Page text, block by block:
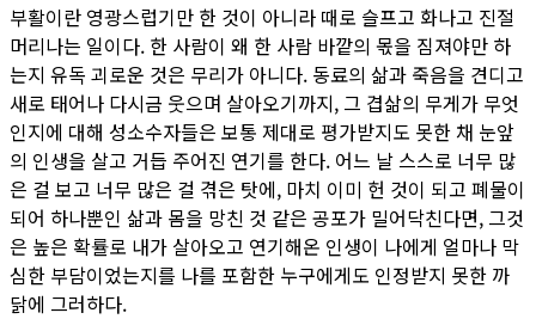
부활이란 영광스럽기만 한 것이 아니라 때로 슬프고 화나고 진절
머리나는 일이다. 한 사람이 왜 한 사람 바깥의 몫을 짐져야만 하
는지 유독 괴로운 것은 무리가 아니다. 동료의 삶과 죽음을 견디고
새로 태어나 다시금 웃으며 살아오기까지, 그 겹삶의 무게가 무엇
인지에 대해 성소수자들은 보통 제대로 평가받지도 못한 채 눈앞
의 인생을 살고 거듭 주어진 연기를 한다. 어느 날 스스로 너무 많
은 걸 보고 너무 많은 걸 겪은 탓에, 마치 이미 헌 것이 되고 폐물이
되어 하나뿐인 삶과 몸을 망친 것 같은 공포가 밀어닥친다면, 그것
은 높은 확률로 내가 살아오고 연기해온 인생이 나에게 얼마나 막
심한 부담이었는지를 나를 포함한 누구에게도 인정받지 못한 까
닭에 그러하다.